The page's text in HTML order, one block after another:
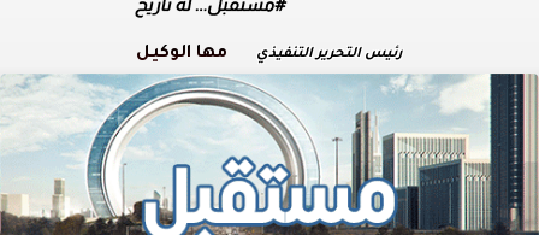
رئيس التحرير التنفيذي مها الوكيل